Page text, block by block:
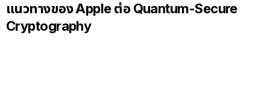
แนวทางของ Apple ต่อ Quantum-Secure
Cryptography